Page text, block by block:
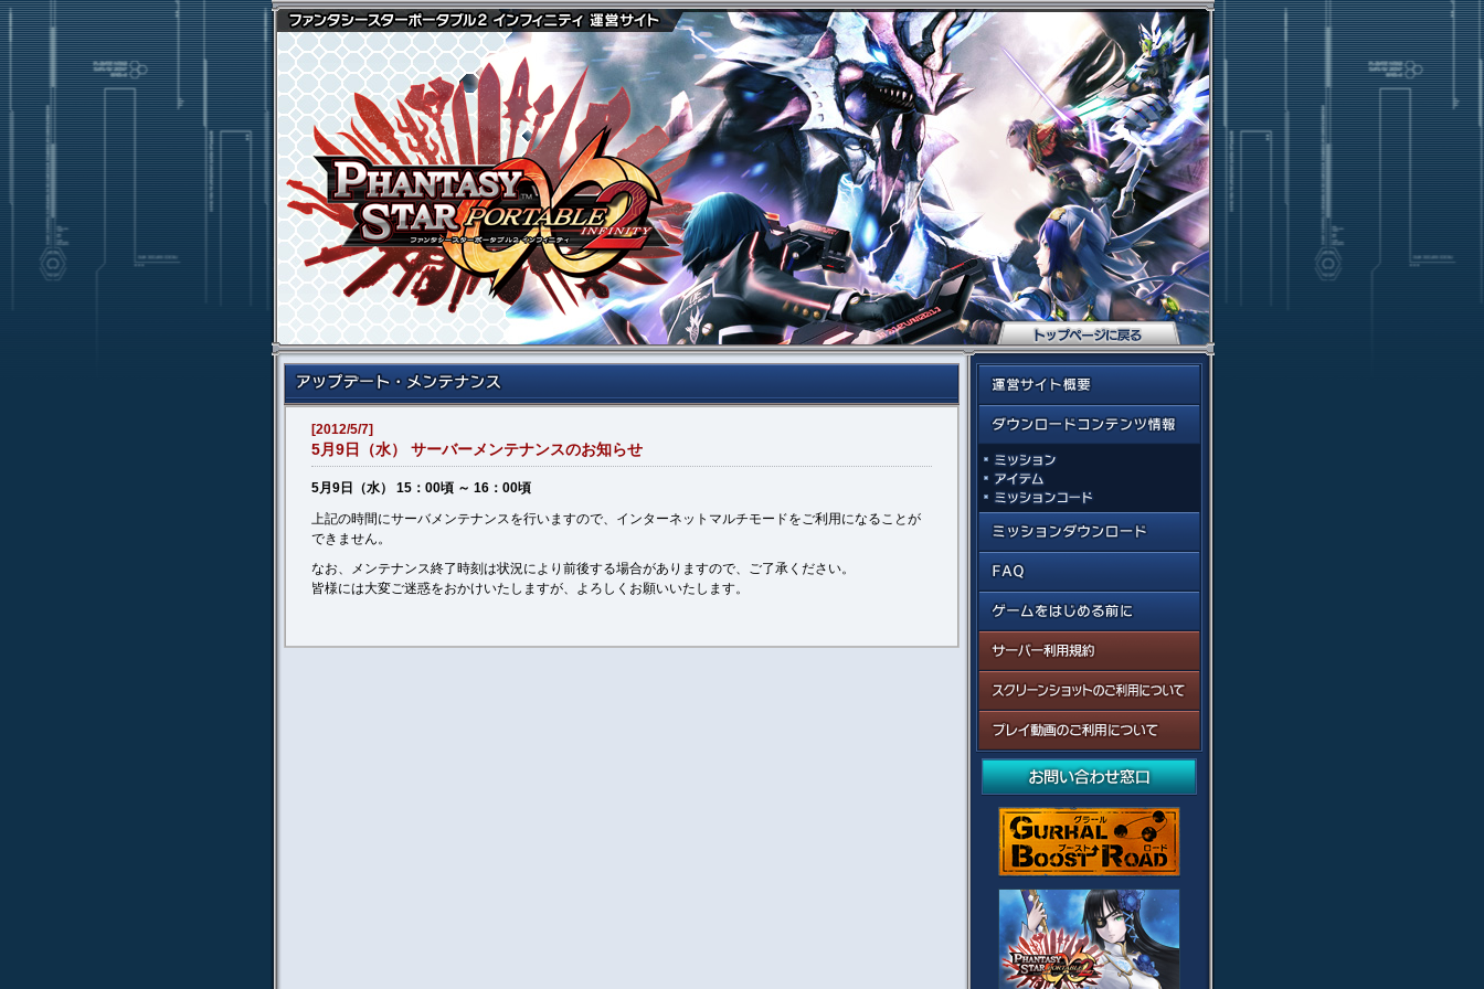
[2012/5/7]
5月9日（水） サーバーメンテナンスのお知らせ
5月9日（水） 15：00頃 ～ 16：00頃
上記の時間にサーバメンテナンスを行いますので、インターネットマルチモードをご利用になることが
できません。
なお、メンテナンス終了時刻は状況により前後する場合がありますので、ご了承ください。
皆様には大変ご迷惑をおかけいたしますが、よろしくお願いいたします。